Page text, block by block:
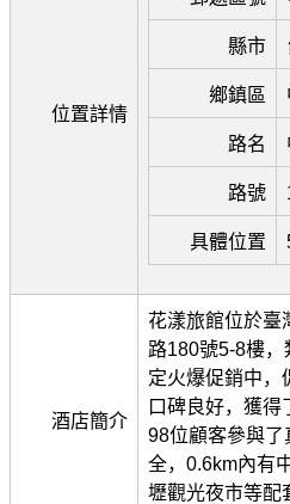
位置詳情
縣市
鄉鎮區
路名
路號
具體位置
酒店簡介
花漾旅館位於臺
路180號5-8樓
定火爆促銷中，
口碑良好，獲
98位顧客參與
全，0.6km內有
壢觀光夜市等配